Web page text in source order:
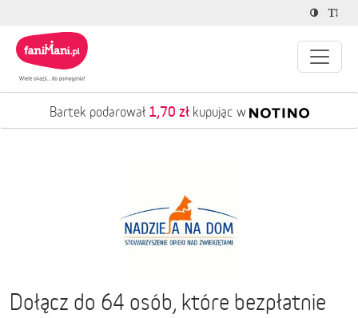
Bartek podarował 1,70 złkupując w
Dołącz do 64 osób, które bezpłatnie